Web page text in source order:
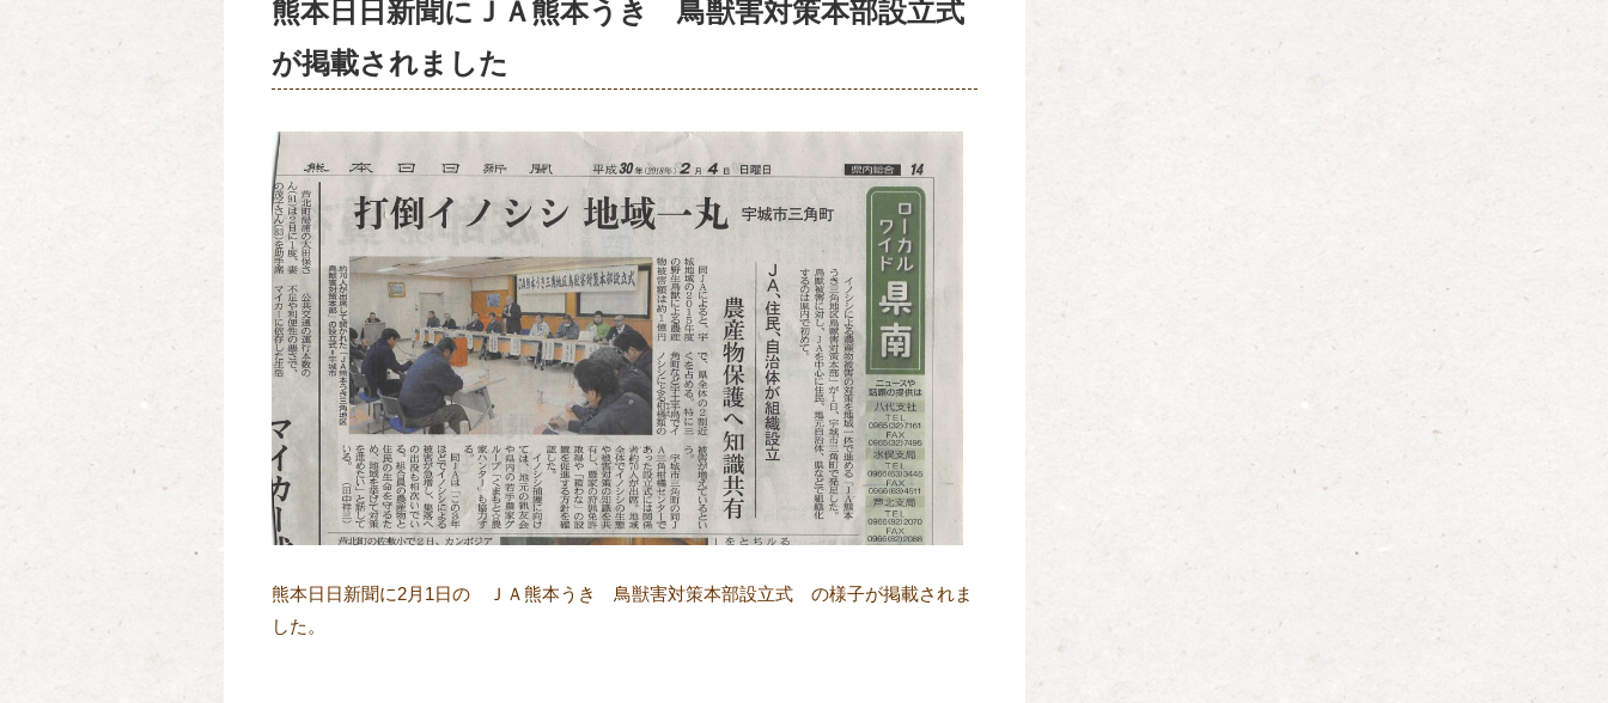
熊本日日新聞にＪＡ熊本うき 鳥獣害対策本部設立式
が掲載されました
熊本日日新聞に2月1日の ＪＡ熊本うき 鳥獣害対策本部設立式 の様子が掲載されま
した。